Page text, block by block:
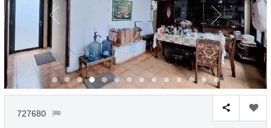
727680
pada kotak-
Simpan